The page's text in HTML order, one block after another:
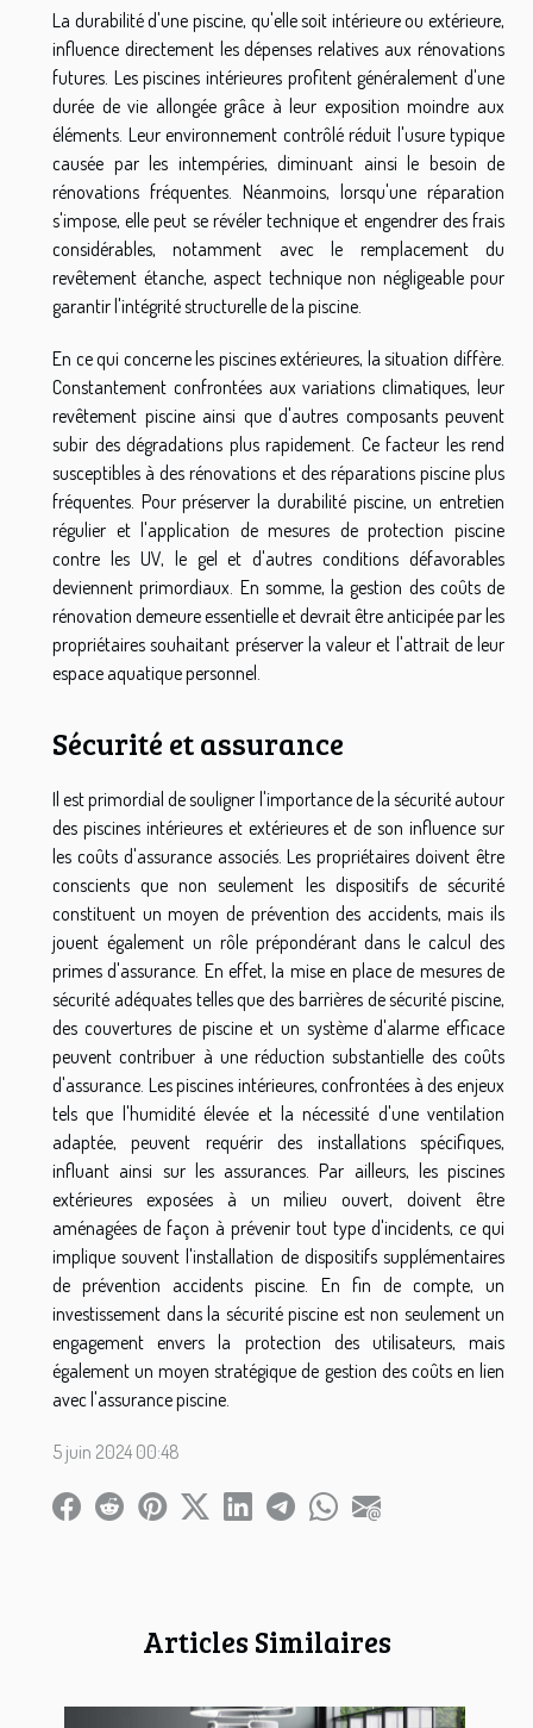
Articles Similaires
La durabilité d'une piscine, qu'elle soit intérieure ou extérieure,
influence directement les dépenses relatives aux rénovations
futures. Les piscines intérieures profitent généralement d'une
durée de vie allongée grâce à leur exposition moindre aux
éléments. Leur environnement contrôlé réduit l'usure typique
causée par les intempéries, diminuant ainsi le besoin de
rénovations fréquentes. Néanmoins, lorsqu'une réparation
s'impose, elle peut se révéler technique et engendrer des frais
considérables, notamment avec le remplacement du
revêtement étanche, aspect technique non négligeable pour
garantir l'intégrité structurelle de la piscine.
En ce qui concerne les piscines extérieures, la situation diffère.
Constantement confrontées aux variations climatiques, leur
revêtement piscine ainsi que d'autres composants peuvent
subir des dégradations plus rapidement. Ce facteur les rend
susceptibles à des rénovations et des réparations piscine plus
fréquentes. Pour préserver la durabilité piscine, un entretien
régulier et l'application de mesures de protection piscine
contre les UV, le gel et d'autres conditions défavorables
deviennent primordiaux. En somme, la gestion des coûts de
rénovation demeure essentielle et devrait être anticipée par les
propriétaires souhaitant préserver la valeur et l'attrait de leur
espace aquatique personnel.
Sécurité et assurance
Il est primordial de souligner l'importance de la sécurité autour
des piscines intérieures et extérieures et de son influence sur
les coûts d'assurance associés. Les propriétaires doivent être
conscients que non seulement les dispositifs de sécurité
constituent un moyen de prévention des accidents, mais ils
jouent également un rôle prépondérant dans le calcul des
primes d'assurance. En effet, la mise en place de mesures de
sécurité adéquates telles que des barrières de sécurité piscine,
des couvertures de piscine et un système d'alarme efficace
peuvent contribuer à une réduction substantielle des coûts
d'assurance. Les piscines intérieures, confrontées à des enjeux
tels que l'humidité élevée et la nécessité d'une ventilation
adaptée, peuvent requérir des installations spécifiques,
influant ainsi sur les assurances. Par ailleurs, les piscines
extérieures exposées à un milieu ouvert, doivent être
aménagées de façon à prévenir tout type d'incidents, ce qui
implique souvent l'installation de dispositifs supplémentaires
de prévention accidents piscine. En fin de compte, un
investissement dans la sécurité piscine est non seulement un
engagement envers la protection des utilisateurs, mais
également un moyen stratégique de gestion des coûts en lien
avec l'assurance piscine.
5 juin 2024 00:48